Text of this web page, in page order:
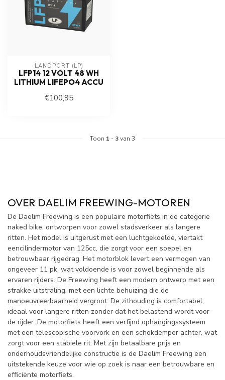
LANDPORT (LP)
LFP14 12 VOLT 48 WH
LITHIUM LIFEPO4 ACCU
€100,95
Toon 1 - 3van 3
OVER DAELIM FREEWING-MOTOREN
De Daelim Freewing is een populaire motorfiets in de categorie
naked bike, ontworpen voor zowel stadsverkeer als langere
ritten. Het model is uitgerust met een luchtgekoelde, viertakt
eencilindermotor van 125cc, die zorgt voor een soepel en
betrouwbaar rijgedrag. Het motorblok levert een vermogen van
ongeveer 11 pk, wat voldoende is voor zowel beginnende als
ervaren rijders. De Freewing heeft een modern ontwerp met een
strakke uitstraling, met een lichte behuizing die de
manoeuvreerbaarheid vergroot. De zithouding is comfortabel,
ideaal voor langere ritten zonder dat het belastend wordt voor
de rijder. De motorfiets heeft een verfijnd ophangingssysteem
met een telescopische voorvork en een schokdemper achter, wat
zorgt voor een stabiele rit. Met zijn betaalbare prijs en
onderhoudsvriendelijke constructie is de Daelim Freewing een
uitstekende keuze voor wie op zoek is naar een betrouwbare en
efficiënte motorfiets.